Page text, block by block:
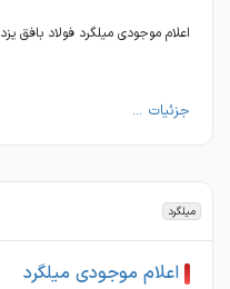
اعلام موجودی میلگرد فولاد بافق یزد
جزئیات ...
میلگرد
اعلام موجودی میلگرد